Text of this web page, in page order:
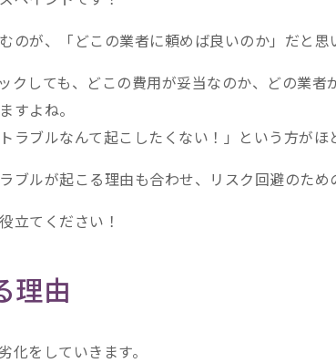
のが、「どこの業者に頼めば良いのか」だと思
クしても、どこの費用が妥当なのか、どの業者
すよね。
ラブルなんて起こしたくない！」という方がほ
ブルが起こる理由も合わせ、リスク回避のた
立てください！
理由
をしていきます。